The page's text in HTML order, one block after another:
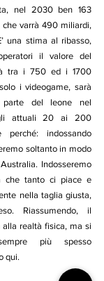
nel 2030 ben 163
che varrà 490 miliardi,
una stima al ribasso,
il valore del
tra i 750 ed i 1700
i videogame, sarà
parte del leone nel
attuali 20 ai 200
indossando
soltanto in modo
Indosseremo
che tanto ci piace e
nella taglia giusta,
Riassumendo, il
realtà fisica, ma si
più spesso
qui.